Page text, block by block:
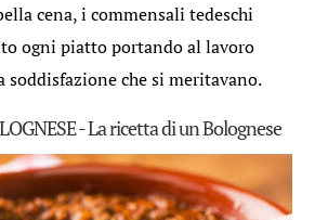
cena, i commensali tedeschi
ogni piatto portando al lavoro
soddisfazione che si meritavano.
- La ricetta di un Bolognese